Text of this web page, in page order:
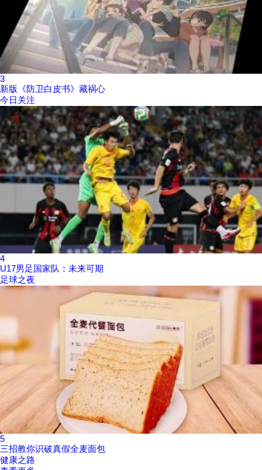
3
新版《防卫白皮书》藏祸心
今日关注
4
U17男足国家队：未来可期
足球之夜
5
三招教你识破真假全麦面包
健康之路